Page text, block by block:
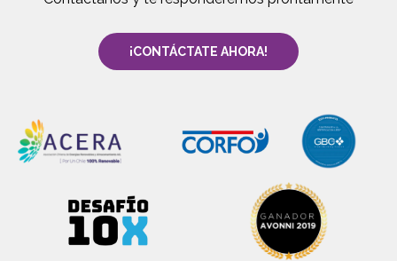
¡CONTÁCTATE AHORA!